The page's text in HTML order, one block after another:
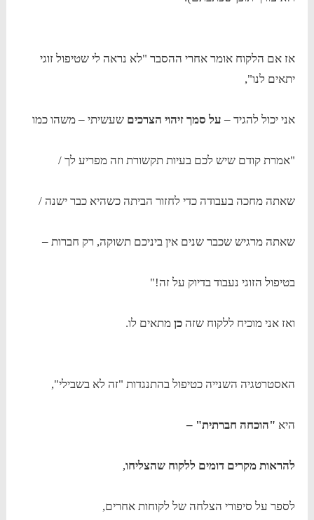
אז אם הלקוח אומר אחרי ההסבר "לא נראה לי שטיפול זוגי
יתאים לנו",
אני יכול להגיד – על סמך זיהוי הצרכיםשעשיתי – משהו כמו
"אמרת קודם שיש לכם בעיות תקשורת וזה מפריע לך /
שאתה מחכה בעבודה כדי לחזור הביתה כשהיא כבר ישנה /
שאתה מרגיש שכבר שנים אין ביניכם תשוקה, רק חברות –
בטיפול הזוגי נעבוד בדיוק על זה!"
ואז אני מוכיח ללקוח שזה כןמתאים לו.
האסטרטגיה השנייה כטיפול בהתנגדות "זה לא בשבילי",
היא "הוכחה חברתית" –
להראות מקרים דומים ללקוח שהצליחו,
לספר על סיפורי הצלחה של לקוחות אחרים,